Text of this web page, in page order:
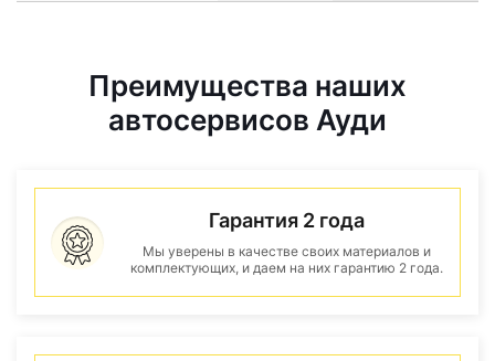
Преимущества наших
автосервисов Ауди
Гарантия 2 года
Мы уверены в качестве своих материалов и
комплектующих, и даем на них гарантию 2 года.